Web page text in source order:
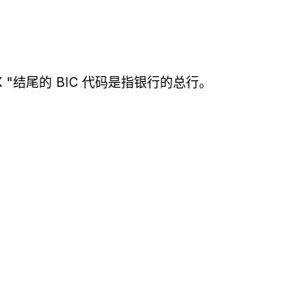
尾的 BIC 代码是指银行的总行。